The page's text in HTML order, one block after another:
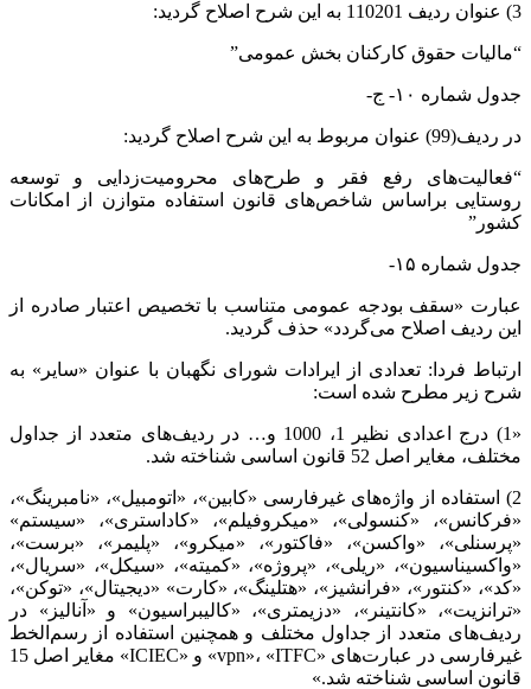
3) عنوان ردیف 110201 به این شرح اصلاح گردید:
“مالیات حقوق کارکنان بخش عمومی”
جدول شماره ۱۰- ج-
در ردیف(99) عنوان مربوط به این شرح اصلاح گردید:
“فعالیت‌های رفع فقر و طرح‌های محرومیت‌زدایی و توسعه
روستایی براساس شاخص‌های قانون استفاده متوازن از امکانات
کشور”
جدول شماره ۱۵-
عبارت «سقف بودجه عمومی متناسب با تخصیص اعتبار صادره از
این ردیف اصلاح می‌گردد» حذف گردید.
ارتباط فردا: تعدادی از ایرادات شورای نگهبان با عنوان «سایر» به
شرح زیر مطرح شده است:
«1) درج اعدادی نظیر 1، 1000 و… در ردیف‌های متعدد از جداول
مختلف، مغایر اصل 52 قانون اساسی شناخته شد.
2) استفاده از واژه‌های غیرفارسی «کابین»، «اتومبیل»، «نامبرینگ»،
«فرکانس»، «کنسولی»، «میکروفیلم»، «کاداستری»، «سیستم»
«پرسنلی»، «واکسن»، «فاکتور»، «میکرو»، «پلیمر»، «برست»،
«واکسیناسیون»، «ریلی»، «پروژه»، «کمیته»، «سیکل»، «سریال»،
«کد»، «کنتور»، «فرانشیز»، «هتلینگ»، «کارت» «دیجیتال»، «توکن»،
«ترانزیت»، «کانتینر»، «دزیمتری»، «کالیبراسیون» و «آنالیز» در
ردیف‌های متعدد از جداول مختلف و همچنین استفاده از رسم‌الخط
غیرفارسی در عبارت‌های «vpn»، «ITFC» و «ICIEC» مغایر اصل 15
قانون اساسی شناخته شد.»